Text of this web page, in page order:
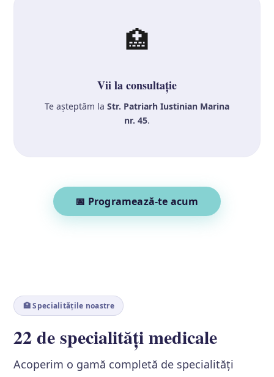
🏥
Vii la consultație
Te așteptăm la Str. Patriarh Iustinian Marina
nr. 45.
📅 Programează-te acum
🏥 Specialitățile noastre
22 de specialități medicale
Acoperim o gamă completă de specialități